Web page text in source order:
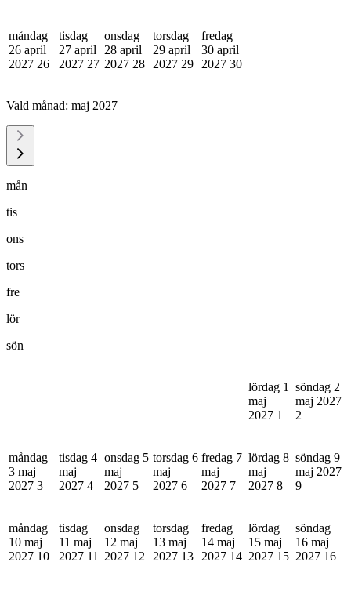
måndag
26 april
2027 26
tisdag
27 april
2027 27
onsdag
28 april
2027 28
torsdag
29 april
2027 29
fredag
30 april
2027 30
Vald månad: maj 2027
mån
tis
ons
tors
fre
lör
sön
lördag 1
maj
2027 1
söndag 2
maj 2027
2
måndag
3 maj
2027 3
tisdag 4
maj
2027 4
onsdag 5
maj
2027 5
torsdag 6
maj
2027 6
fredag 7
maj
2027 7
lördag 8
maj
2027 8
söndag 9
maj 2027
9
måndag
10 maj
2027 10
tisdag
11 maj
2027 11
onsdag
12 maj
2027 12
torsdag
13 maj
2027 13
fredag
14 maj
2027 14
lördag
15 maj
2027 15
söndag
16 maj
2027 16